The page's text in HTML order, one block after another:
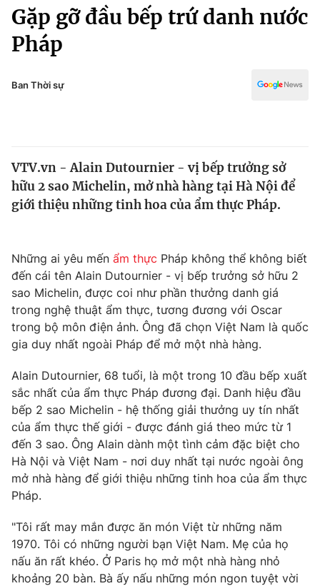
Chuyên mục
Chính trị
Thế giới
Thế giới đó đây
Câu chuyện quốc tế
Tài chính
Thị trường
Góc doanh nghiệp
Dữ liệu và đời sống
Truyền hình
Phim VTV
Hậu trường
Nhân vật
Khán giả
Giải sao mai
Điện ảnh
Âm nhạc
Sao
Đời sống
Du lịch
Làm đẹp
Chất lượng cuộc sống
Giáo dục
Tuyển sinh
Học trực tuyến
Công nghệ
Hitech Công nghệ tương lai
Sản phẩm
Thị trường
Giao lưu trực tuyến
Lịch phát sóng
Kinh tế
Thể thao
Truyền hình
Y tế
Gặp gỡ đầu bếp trứ danh nước
Pháp
Ban Thời sự
VTV.vn - Alain Dutournier - vị bếp trưởng sở
hữu 2 sao Michelin, mở nhà hàng tại Hà Nội để
giới thiệu những tinh hoa của ẩm thực Pháp.
Những ai yêu mến ẩm thực Pháp không thể không biết
đến cái tên Alain Dutournier - vị bếp trưởng sở hữu 2
sao Michelin, được coi như phần thưởng danh giá
trong nghệ thuật ẩm thực, tương đương với Oscar
trong bộ môn điện ảnh. Ông đã chọn Việt Nam là quốc
gia duy nhất ngoài Pháp để mở một nhà hàng.
Alain Dutournier, 68 tuổi, là một trong 10 đầu bếp xuất
sắc nhất của ẩm thực Pháp đương đại. Danh hiệu đầu
bếp 2 sao Michelin - hệ thống giải thưởng uy tín nhất
của ẩm thực thế giới - được đánh giá theo mức từ 1
đến 3 sao. Ông Alain dành một tình cảm đặc biệt cho
Hà Nội và Việt Nam - nơi duy nhất tại nước ngoài ông
mở nhà hàng để giới thiệu những tinh hoa của ẩm thực
Pháp.
"Tôi rất may mắn được ăn món Việt từ những năm
1970. Tôi có những người bạn Việt Nam. Mẹ của họ
nấu ăn rất khéo. Ở Paris họ mở một nhà hàng nhỏ
khoảng 20 bàn. Bà ấy nấu những món ngon tuyệt vời